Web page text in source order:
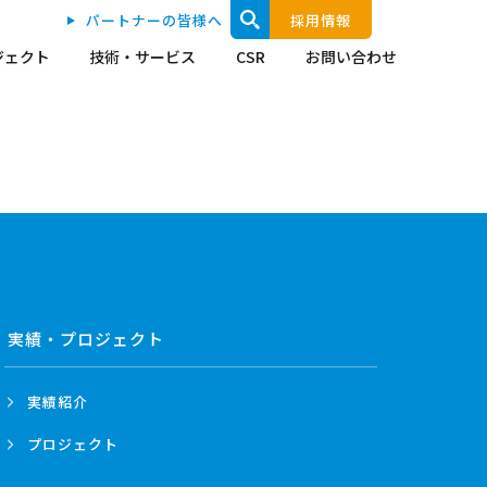
クト 技術・サービス CSR お問い合わせ
パートナーの皆様へ 採用情報
実績・プロジェクト
実績紹介
プロジェクト